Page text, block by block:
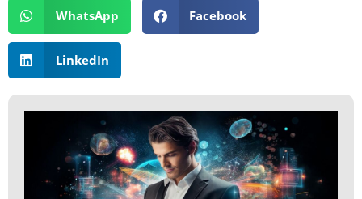
WhatsApp Facebook
LinkedIn